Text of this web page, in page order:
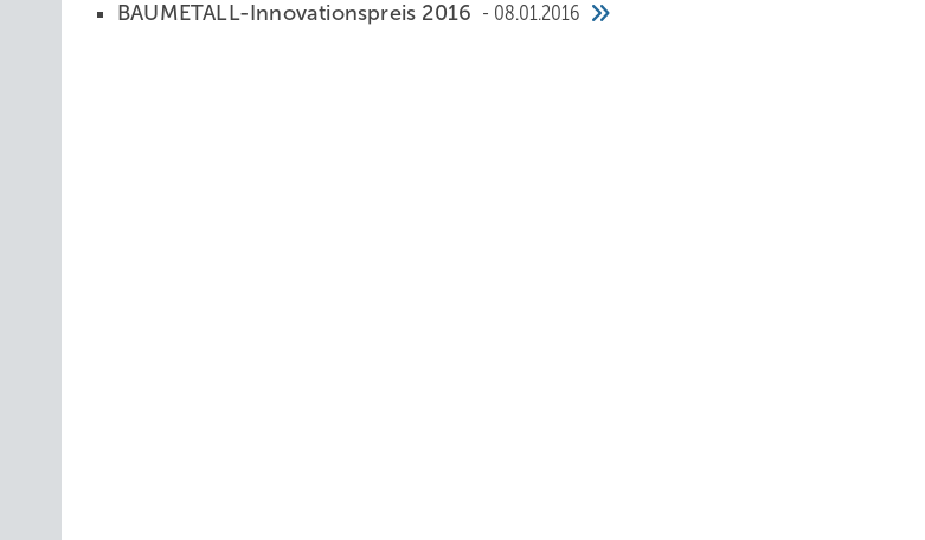
BAUMETALL-Innovationspreis 2016
08.01.2016